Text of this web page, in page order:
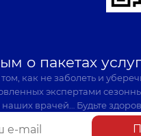
о пакетах
как не заболеть и
экспертами
наших врачей… Будьте